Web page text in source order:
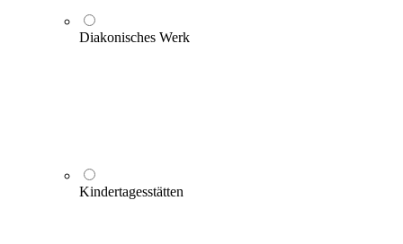
Diakonisches Werk
Kindertagesstätten